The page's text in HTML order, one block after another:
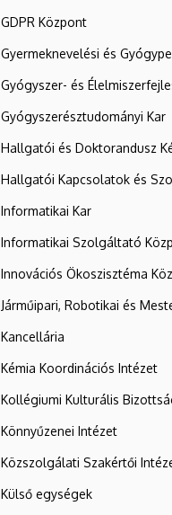
GDPR Központ
Gyermeknevelési és
Gyógyszer- és
Gyógyszerésztudományi Kar
Hallgatói és Doktorandusz
Hallgatói Kapcsolatok és
Informatikai Kar
Informatikai Szolgáltató
Innovációs Ökoszisztéma
Járműipari, Robotikai és
Kancellária
Kémia Koordinációs Intézet
Kollégiumi Kulturális
Könnyűzenei Intézet
Közszolgálati Szakértői
Külső egységek